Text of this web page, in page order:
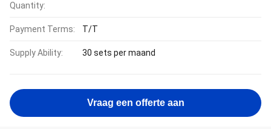
Quantity:
Payment Terms: T/T
Supply Ability: 30 sets per maand
Vraag een offerte aan